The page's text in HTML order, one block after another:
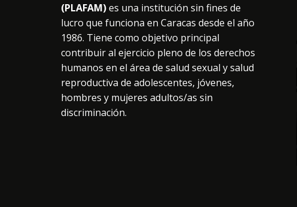
(PLAFAM)es una institución sin fines de
lucro que funciona en Caracas desde el año
1986. Tiene como objetivo principal
contribuir al ejercicio pleno de los derechos
humanos en el área de salud sexual y salud
reproductiva de adolescentes, jóvenes,
hombres y mujeres adultos/as sin
discriminación.